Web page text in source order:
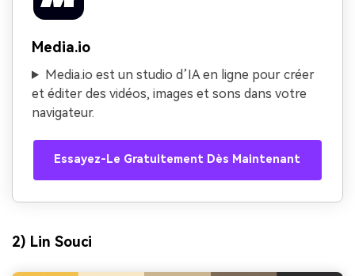
Media.io
Media.io est un studio d’IA en ligne pour créer
et éditer des vidéos, images et sons dans votre
navigateur.
Essayez-Le Gratuitement Dès Maintenant
2) Lin Souci